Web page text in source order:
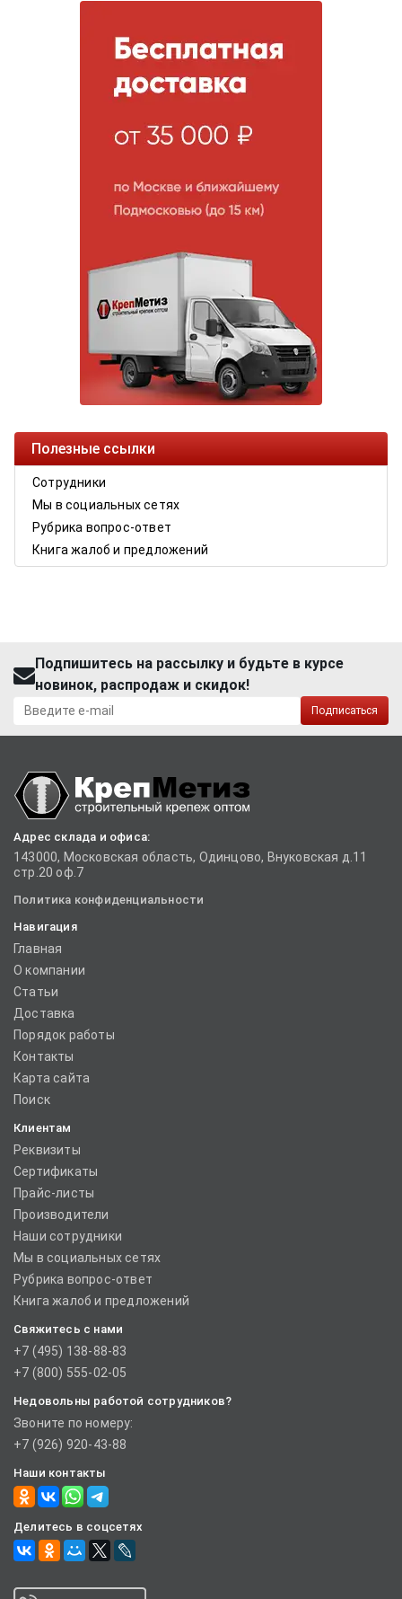
Полезные ссылки
Сотрудники
Мы в социальных сетях
Рубрика вопрос-ответ
Книга жалоб и предложений
Подпишитесь на рассылку и будьте в курсе
новинок, распродаж и скидок!
Подписаться
Адрес склада и офиса:
143000, Московская область, Одинцово, Внуковская д.11
стр.20 оф.7
Политика конфиденциальности
Навигация
Главная
О компании
Статьи
Доставка
Порядок работы
Контакты
Карта сайта
Поиск
Клиентам
Реквизиты
Сертификаты
Прайс-листы
Производители
Наши сотрудники
Мы в социальных сетях
Рубрика вопрос-ответ
Книга жалоб и предложений
Свяжитесь с нами
+7 (495) 138-88-83
+7 (800) 555-02-05
Недовольны работой сотрудников?
Звоните по номеру:
+7 (926) 920-43-88
Наши контакты
Делитесь в соцсетях